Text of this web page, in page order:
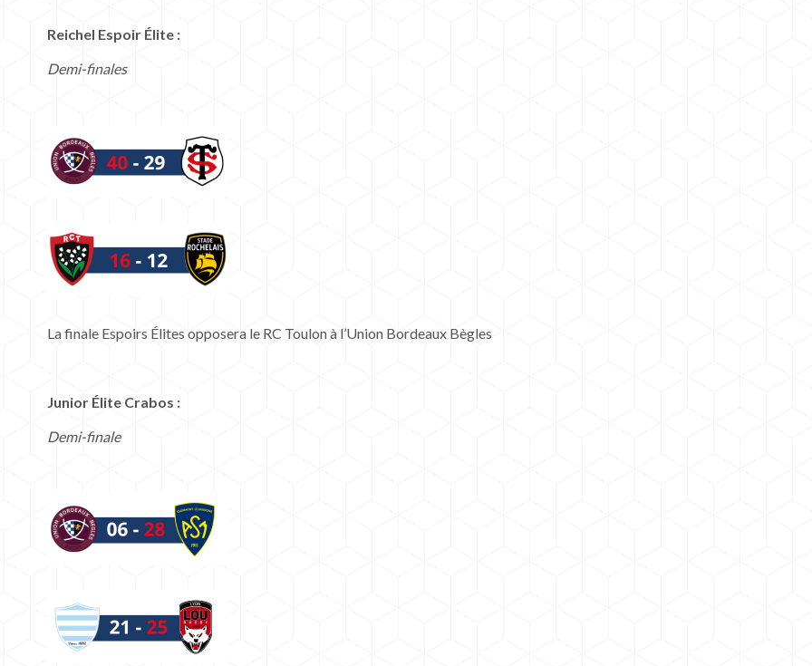
Reichel Espoir Élite :
Demi-finales
La finale Espoirs Élites opposera le RC Toulon à l’Union Bordeaux Bègles
Junior Élite Crabos :
Demi-finale